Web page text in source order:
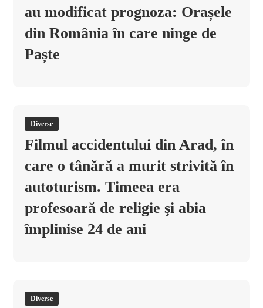
au modificat prognoza: Orașele
din România în care ninge de
Paște
Diverse
Filmul accidentului din Arad, în
care o tânără a murit strivită în
autoturism. Timeea era
profesoară de religie şi abia
împlinise 24 de ani
Diverse